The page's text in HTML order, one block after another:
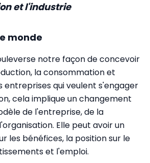
et l'industrie
monde
notre façon de concevoir
la consommation et
entreprises qui veulent s'engager
cela implique un changement
de l'entreprise, de la
Elle peut avoir un
les bénéfices, la position sur le
et l'emploi.